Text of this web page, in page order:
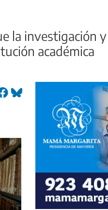
la investigación y
académica